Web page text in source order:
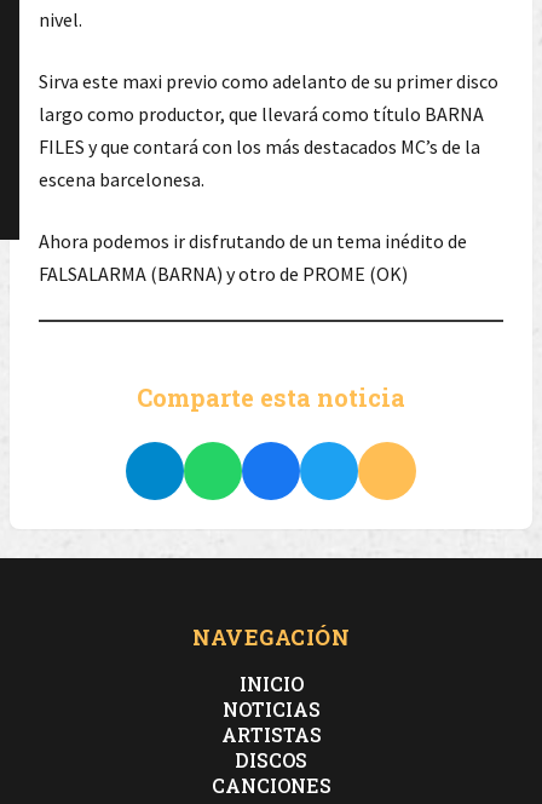
nivel.
Sirva este maxi previo como adelanto de su primer disco
largo como productor, que llevará como título BARNA
FILES y que contará con los más destacados MC’s de la
escena barcelonesa.
Ahora podemos ir disfrutando de un tema inédito de
FALSALARMA (BARNA) y otro de PROME (OK)
Comparte esta noticia
NAVEGACIÓN
INICIO
NOTICIAS
ARTISTAS
DISCOS
CANCIONES